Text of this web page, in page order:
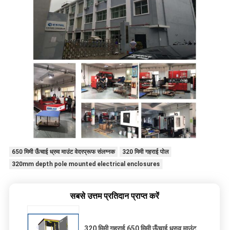
650 मिमी ऊँचाई ध्रुव माउंट वेदरप्रूफ संलग्नक
320 मिमी गहराई पोल
320mm depth pole mounted electrical enclosures
सबसे उत्तम प्रतिदान प्राप्त करें